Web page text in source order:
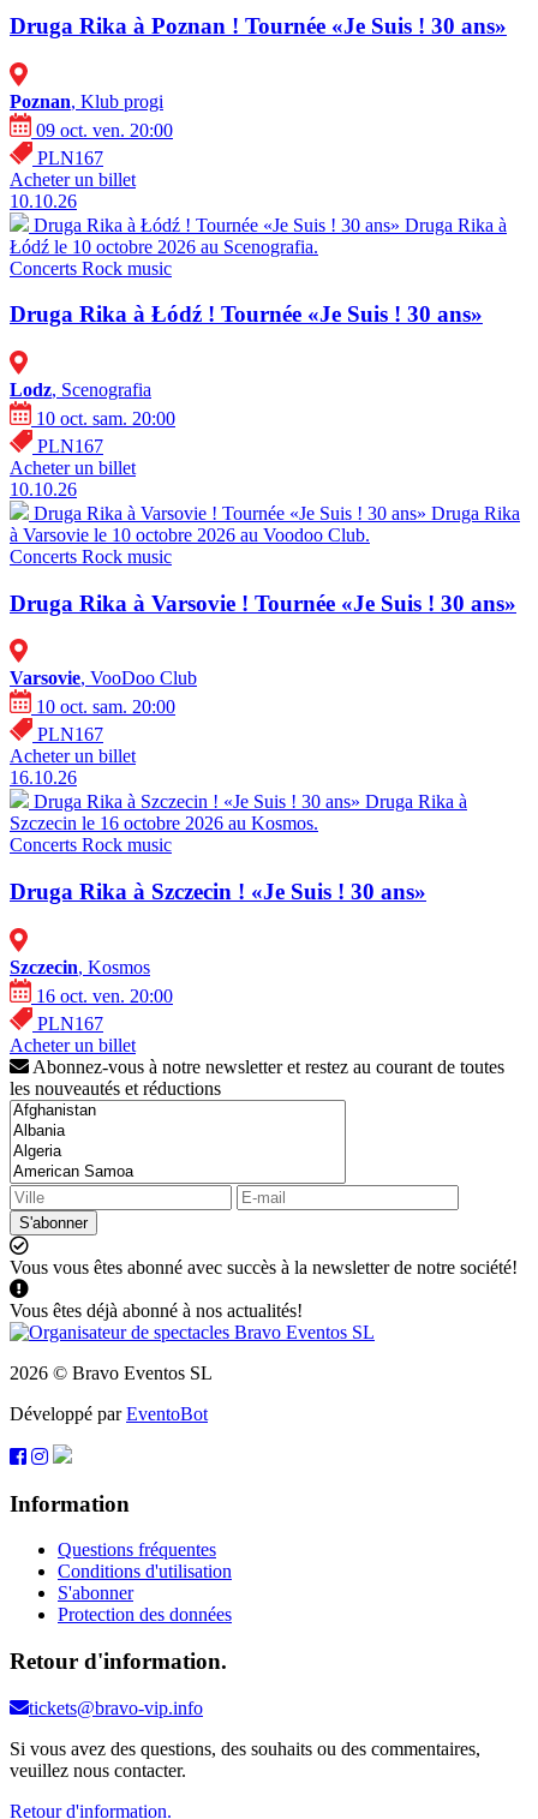
Druga Rika à Poznan ! Tournée «Je Suis ! 30 ans»
Poznan, Klub progi
09 oct. ven. 20:00
PLN167
Acheter un billet
10.10.26
Druga Rika à Łódź ! Tournée «Je Suis ! 30 ans» Druga Rika à
Łódź le 10 octobre 2026 au Scenografia.
Concerts Rock music
Druga Rika à Łódź ! Tournée «Je Suis ! 30 ans»
Lodz, Scenografia
10 oct. sam. 20:00
PLN167
Acheter un billet
10.10.26
Druga Rika à Varsovie ! Tournée «Je Suis ! 30 ans» Druga Rika
à Varsovie le 10 octobre 2026 au Voodoo Club.
Concerts Rock music
Druga Rika à Varsovie ! Tournée «Je Suis ! 30 ans»
Varsovie, VooDoo Club
10 oct. sam. 20:00
PLN167
Acheter un billet
16.10.26
Druga Rika à Szczecin ! «Je Suis ! 30 ans» Druga Rika à
Szczecin le 16 octobre 2026 au Kosmos.
Concerts Rock music
Druga Rika à Szczecin ! «Je Suis ! 30 ans»
Szczecin, Kosmos
16 oct. ven. 20:00
PLN167
Acheter un billet
Abonnez-vous à notre newsletter et restez au courant de toutes
les nouveautés et réductions
S'abonner
Vous vous êtes abonné avec succès à la newsletter de notre société!
Vous êtes déjà abonné à nos actualités!
2026 © Bravo Eventos SL
Développé parEventoBot
Information
Questions fréquentes
Conditions d'utilisation
S'abonner
Protection des données
Retour d'information.
tickets@bravo-vip.info
Si vous avez des questions, des souhaits ou des commentaires,
veuillez nous contacter.
Retour d'information.